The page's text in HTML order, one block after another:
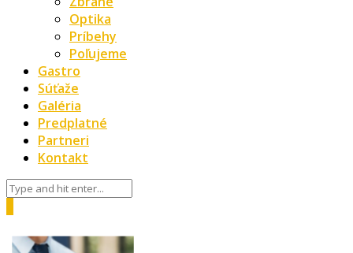
Optika
Príbehy
Poľujeme
Gastro
Súťaže
Galéria
Predplatné
Partneri
Kontakt